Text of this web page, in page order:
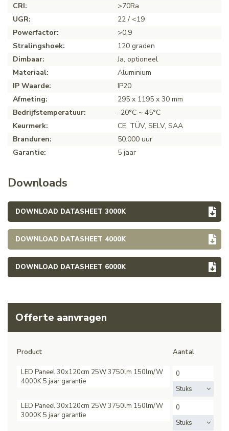
CRI:
>70Ra
UGR:
22 / <19
Powerfactor:
>0.9
Stralingshoek:
120 graden
Dimbaar:
Ja, optioneel
Materiaal:
Aluminium
IP Waarde:
IP20
Afmeting:
295 x 1195 x 30 mm
Bedrijfstemperatuur:
-20°C ~ 45°C
Keurmerk:
CE, TÜV, SELV, SAA
Branduren:
50.000 uur
Garantie:
5 jaar
Downloads
DOWNLOAD DATASHEET 3000K
DOWNLOAD DATASHEET 4000K
DOWNLOAD DATASHEET 6000K
Offerte aanvragen
Product Aantal
LED Paneel 30x120cm 25W 3750lm 150lm/W
4000K 5 jaar garantie
Stuks
LED Paneel 30x120cm 25W 3750lm 150lm/W
3000K 5 jaar garantie
Stuks